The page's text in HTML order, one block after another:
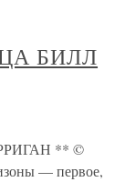
БИЛЛ
** ©
— первое,